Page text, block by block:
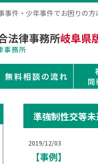
件・少年事件でお困りの
準強制性交等
2019/12/03
【事例】